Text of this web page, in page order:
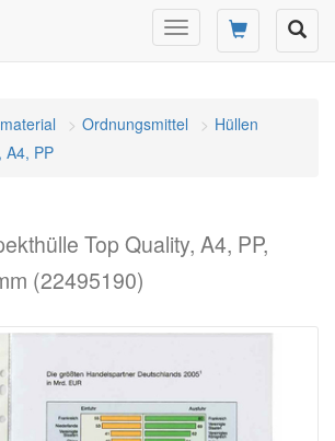
Navigation
umschalten
Ordnungsmittel
Hüllen
A4, PP
Top Quality, A4, PP,
(22495190)